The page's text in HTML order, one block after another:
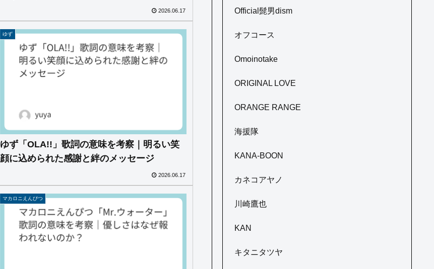
2026.06.17
ゆず
ゆず「OLA!!」歌詞の意味を考察｜明るい笑
顔に込められた感謝と絆のメッセージ
2026.06.17
マカロニえんぴつ
Official髭男dism
オフコース
Omoinotake
ORIGINAL LOVE
ORANGE RANGE
海援隊
KANA-BOON
カネコアヤノ
川崎鷹也
KAN
キタニタツヤ